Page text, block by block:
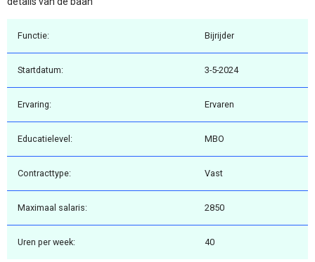
Functie: Bijrijder
Startdatum: 3-5-2024
Ervaring: Ervaren
Educatielevel: MBO
Contracttype: Vast
Maximaal salaris: 2850
Uren per week: 40